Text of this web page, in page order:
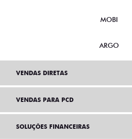
MOBI
ARGO
VENDAS DIRETAS
VENDAS PARA PCD
SOLUÇÕES FINANCEIRAS